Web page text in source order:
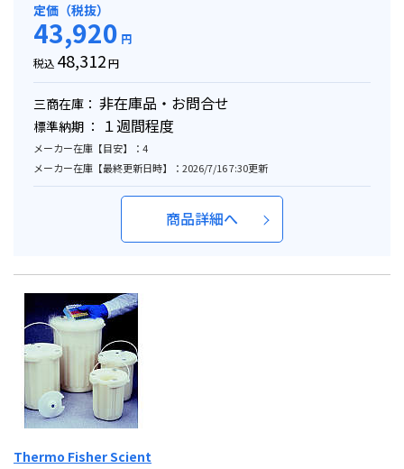
定価（税抜）
43,920 円
税込 48,312円
三商在庫： 非在庫品・お問合せ
標準納期 ： １週間程度
メーカー在庫【目安】：4
メーカー在庫【最終更新日時】：2026/7/16 7:30更新
商品詳細へ
Thermo Fisher Scient